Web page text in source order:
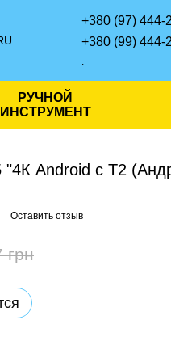
+380 (97) 444-
+380 (99) 444-
РУЧНОЙ
ИНСТРУМЕНТ
Android с Т2
Оставить отзыв
грн